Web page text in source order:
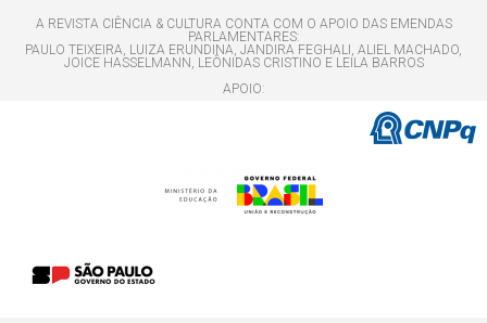
A REVISTA CIÊNCIA & CULTURA CONTA COM O APOIO DAS EMENDAS
PARLAMENTARES:
PAULO TEIXEIRA, LUIZA ERUNDINA, JANDIRA FEGHALI, ALIEL MACHADO,
JOICE HASSELMANN, LEÔNIDAS CRISTINO E LEILA BARROS
APOIO: